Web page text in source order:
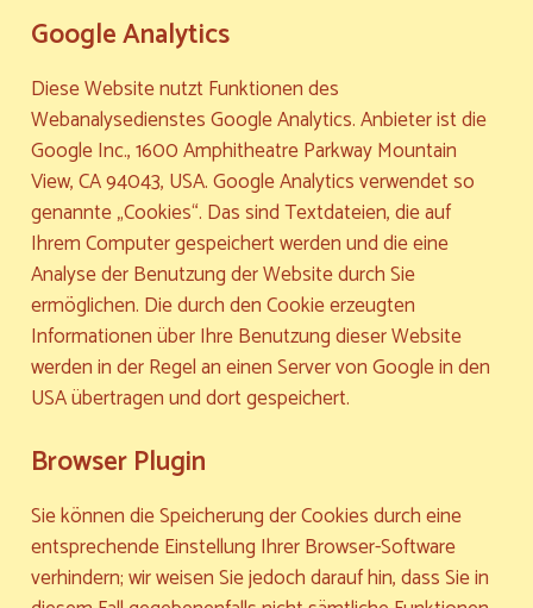
Google Analytics
Diese Website nutzt Funktionen des
Webanalysedienstes Google Analytics. Anbieter ist die
Google Inc., 1600 Amphitheatre Parkway Mountain
View, CA 94043, USA. Google Analytics verwendet so
genannte „Cookies“. Das sind Textdateien, die auf
Ihrem Computer gespeichert werden und die eine
Analyse der Benutzung der Website durch Sie
ermöglichen. Die durch den Cookie erzeugten
Informationen über Ihre Benutzung dieser Website
werden in der Regel an einen Server von Google in den
USA übertragen und dort gespeichert.
Browser Plugin
Sie können die Speicherung der Cookies durch eine
entsprechende Einstellung Ihrer Browser-Software
verhindern; wir weisen Sie jedoch darauf hin, dass Sie in